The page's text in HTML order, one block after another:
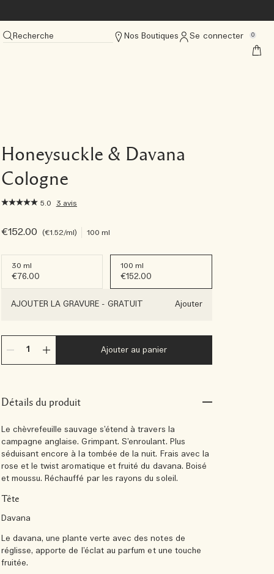
Recherche Nos Boutiques Se connecter 0
Honeysuckle & Davana
Cologne
5.0 3 avis
€152.00 €1.52/ml 100 ml
30 ml
€76.00
100 ml
€152.00
AJOUTER LA GRAVURE - GRATUIT Ajouter
Ajouter au panier
Détails du produit
Le chèvrefeuille sauvage s’étend à travers la
campagne anglaise. Grimpant. S’enroulant. Plus
séduisant encore à la tombée de la nuit. Frais avec la
rose et le twist aromatique et fruité du davana. Boisé
et moussu. Réchauffé par les rayons du soleil.
Tête
Davana
Le davana, une plante verte avec des notes de
réglisse, apporte de l’éclat au parfum et une touche
fruitée.